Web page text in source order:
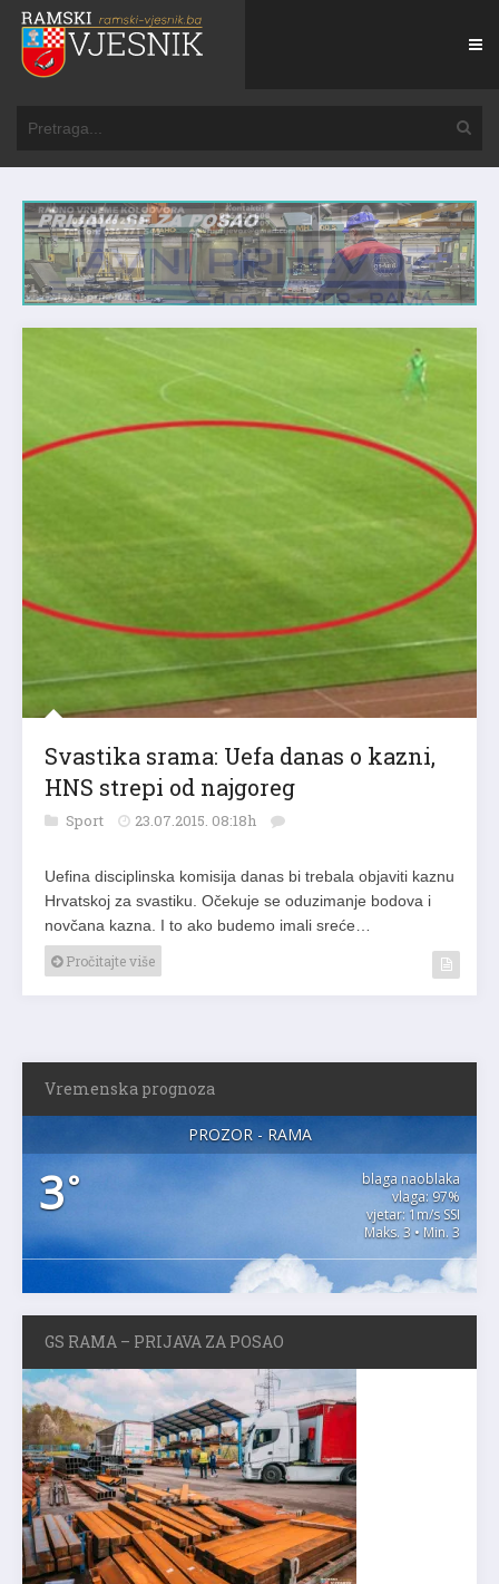
Svastika srama: Uefa danas o kazni,
HNS strepi od najgoreg
Sport 23.07.2015. 08:18h
Uefina disciplinska komisija danas bi trebala objaviti kaznu
Hrvatskoj za svastiku. Očekuje se oduzimanje bodova i
novčana kazna. I to ako budemo imali sreće…
Pročitajte više
Vremenska prognoza
PROZOR - RAMA
3°
blaga naoblaka
vlaga: 97%
vjetar: 1m/s SSI
Maks. 3 • Min. 3
GS RAMA – PRIJAVA ZA POSAO